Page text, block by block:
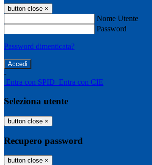
button close ×
Nome Utente
Password
Password dimenticata?
-
Entra con SPID Entra con CIE
Seleziona utente
button close ×
Recupero password
button close ×